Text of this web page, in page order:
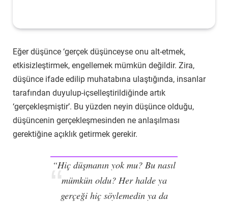
Eğer düşünce ‘gerçek düşünceyse onu alt-etmek,
etkisizleştirmek, engellemek mümkün değildir. Zira,
düşünce ifade edilip muhatabına ulaştığında, insanlar
tarafından duyulup-içselleştirildiğinde artık
‘gerçekleşmiştir’. Bu yüzden neyin düşünce olduğu,
düşüncenin gerçekleşmesinden ne anlaşılması
gerektiğine açıklık getirmek gerekir.
“Hiç düşmanın yok mu? Bu nasıl
mümkün oldu? Her halde ya
gerçeği hiç söylemedin ya da